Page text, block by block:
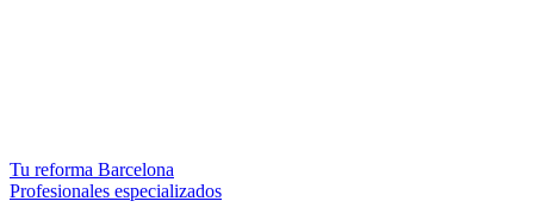
Tu reforma Barcelona
Profesionales especializados